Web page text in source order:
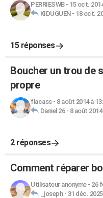
PERRIESWB- 15 oct.
KIDUGUEN- 18 oct.
15 réponses
Boucher un trou de
propre
flacass- 8 août 2014 à
Daniel 26- 8 août 2014
2 réponses
Comment réparer
Utilisateur anonyme- 26
_joseph- 31 déc.